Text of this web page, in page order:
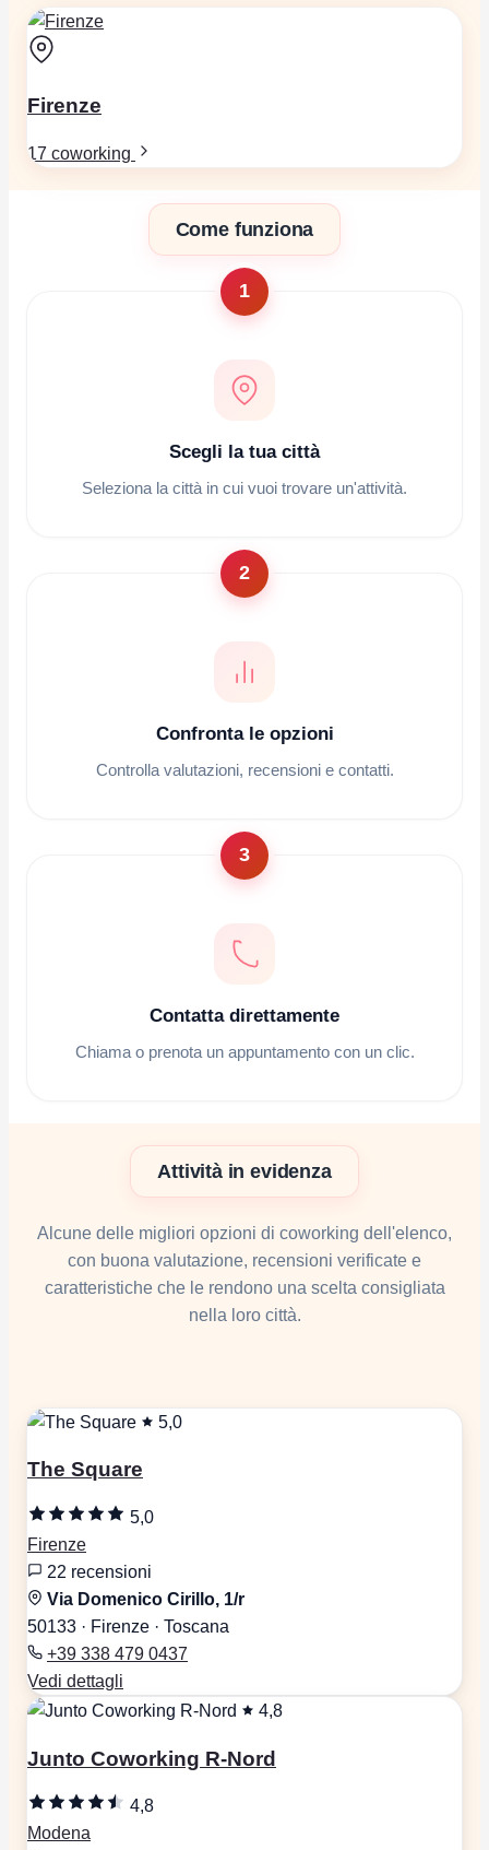
Come funziona
1
Scegli la tua città
Seleziona la città in cui vuoi trovare un'attività.
2
Confronta le opzioni
Controlla valutazioni, recensioni e contatti.
3
Contatta direttamente
Chiama o prenota un appuntamento con un clic.
Firenze
17 coworking
Attività in evidenza
Alcune delle migliori opzioni di coworking dell'elenco,
con buona valutazione, recensioni verificate e
caratteristiche che le rendono una scelta consigliata
nella loro città.
5,0
The Square
5,0
Firenze
22 recensioni
Via Domenico Cirillo, 1/r
50133 · Firenze · Toscana
+39 338 479 0437
Vedi dettagli
4,8
Junto Coworking R-Nord
4,8
Modena